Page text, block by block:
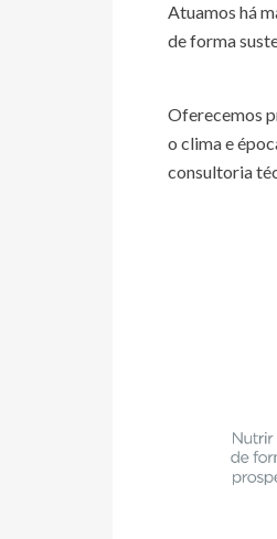
Atuamos há
de forma
Oferecemos
o clima e
consultoria